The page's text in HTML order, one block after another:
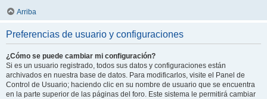
Arriba
Preferencias de usuario y configuraciones
¿Cómo se puede cambiar mi configuración?
Si es un usuario registrado, todos sus datos y configuraciones están
archivados en nuestra base de datos. Para modificarlos, visite el Panel de
Control de Usuario; haciendo clic en su nombre de usuario que se encuentra
en la parte superior de las páginas del foro. Este sistema le permitirá cambiar